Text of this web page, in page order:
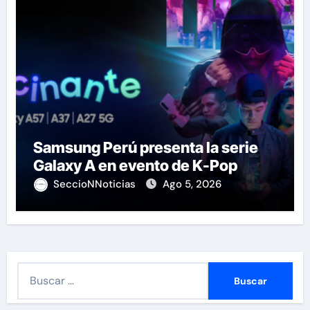
Samsung Perú presenta la serie
Galaxy A en evento de K-Pop
SeccioNNoticias Ago 5, 2026